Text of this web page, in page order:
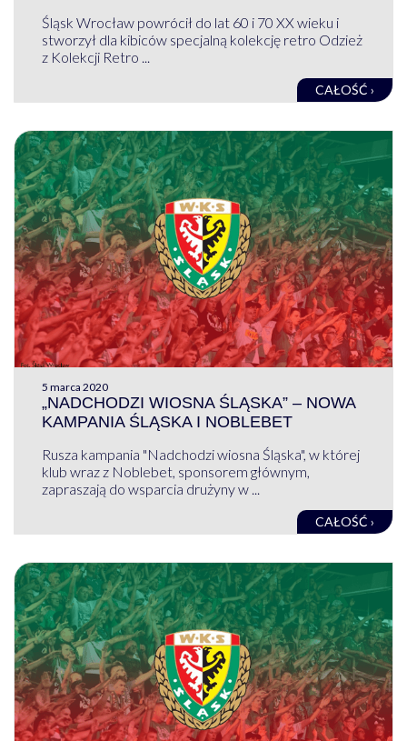
Śląsk Wrocław powrócił do lat 60 i 70 XX wieku i
stworzył dla kibiców specjalną kolekcję retro Odzież
z Kolekcji Retro ...
CAŁOŚĆ ›
5 marca 2020
„NADCHODZI WIOSNA ŚLĄSKA” – NOWA
KAMPANIA ŚLĄSKA I NOBLEBET
Rusza kampania "Nadchodzi wiosna Śląska", w której
klub wraz z Noblebet, sponsorem głównym,
zapraszają do wsparcia drużyny w ...
CAŁOŚĆ ›